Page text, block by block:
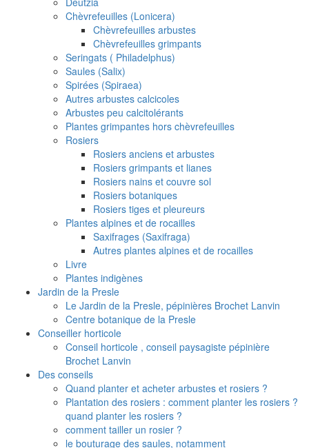
Chèvrefeuilles (Lonicera)
Chèvrefeuilles arbustes
Chèvrefeuilles grimpants
Seringats ( Philadelphus)
Saules (Salix)
Spirées (Spiraea)
Autres arbustes calcicoles
Arbustes peu calcitolérants
Plantes grimpantes hors chèvrefeuilles
Rosiers
Rosiers anciens et arbustes
Rosiers grimpants et lianes
Rosiers nains et couvre sol
Rosiers botaniques
Rosiers tiges et pleureurs
Plantes alpines et de rocailles
Saxifrages (Saxifraga)
Autres plantes alpines et de rocailles
Livre
Plantes indigènes
Jardin de la Presle
Le Jardin de la Presle, pépinières Brochet Lanvin
Centre botanique de la Presle
Conseiller horticole
Conseil horticole , conseil paysagiste pépinière
Brochet Lanvin
Des conseils
Quand planter et acheter arbustes et rosiers ?
Plantation des rosiers : comment planter les rosiers ?
quand planter les rosiers ?
comment tailler un rosier ?
le bouturage des saules, notamment